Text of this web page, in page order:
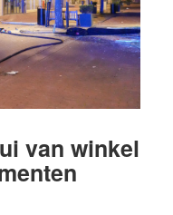
van winkel